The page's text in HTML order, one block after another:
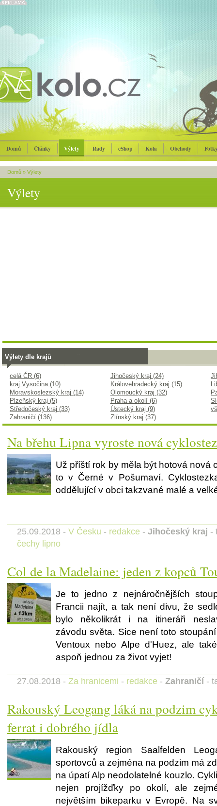
Domů Články Výlety Rady eShop Kola Obchody
Domů » Výlety
Výlety
Výlety dle krajů
celá ČR (6) Jihočeský kraj (24)
kraj Vysočina (10)
Královehradecký kraj (15)
Moravskoslezský kraj (14)
Olomoucký kraj (32)
Plzeňský kraj (5)
Praha a okolí (6)
Středočeský kraj (33)
Ústecký kraj (9)
Zahraničí (136)
Zlínský kraj (37)
Na břehu Lipna vyroste nová
Už příští rok by měla být hotová nová
to v Černé v Pošumaví.
oddělující v obci takzvané malé a
25.09.2018 - V Česku - redakce - Jihočeský kraj -
čechy lipno
Col de la Madelaine: jeden z kopců
Je to jedno z nejnáročnějších
Francii najít, a tak není divu, že
bylo několikrát i na itineráři
závodu světa. Sice není toto
Ventoux nebo Alpe d'Huez, ale
aspoň jednou za život vyjet!
27.08.2018 - Za hranicemi - redakce - Zahraničí -
Rakouský Leogang láká na podzim
ferrat i dobrého jídla
Rakouský region Saalfelden
sportovců a zejména na podzim má
na úpatí Alp neodolatelné kouzlo.
nejen projížďky po okolí, ale
největším bikeparku v Evropě. Na